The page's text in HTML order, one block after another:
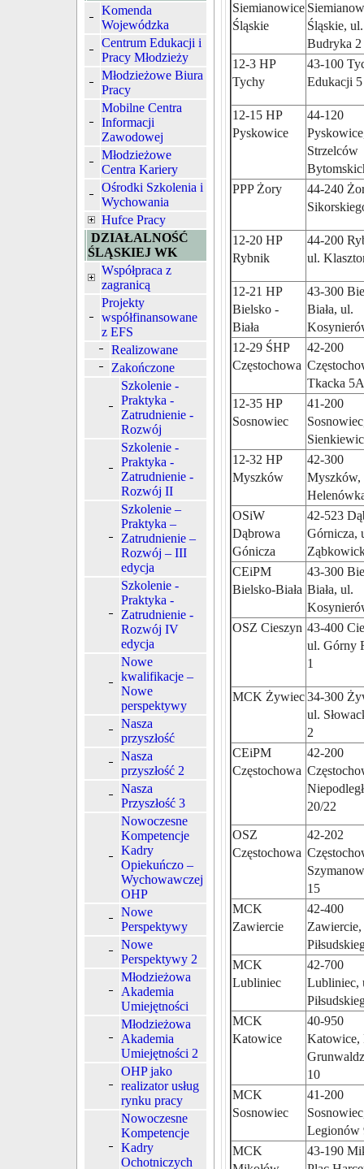
Komenda
Wojewódzka
Centrum Edukacji i
Pracy Młodzieży
Młodzieżowe Biura
Pracy
Mobilne Centra
Informacji
Zawodowej
Młodzieżowe
Centra Kariery
Ośrodki Szkolenia i
Wychowania
Hufce Pracy
DZIAŁALNOŚĆ
ŚLĄSKIEJ WK
Współpraca z
zagranicą
Projekty
współfinansowane
z EFS
Realizowane
Zakończone
Szkolenie -
Praktyka -
Zatrudnienie -
Rozwój
Szkolenie -
Praktyka -
Zatrudnienie -
Rozwój II
Szkolenie –
Praktyka –
Zatrudnienie –
Rozwój – III
edycja
Szkolenie -
Praktyka -
Zatrudnienie -
Rozwój IV
edycja
Nowe
kwalifikacje –
Nowe
perspektywy
Nasza
przyszłość
Nasza
przyszłość 2
Nasza
Przyszłość 3
Nowoczesne
Kompetencje
Kadry
Opiekuńczo –
Wychowawczej
OHP
Nowe
Perspektywy
Nowe
Perspektywy 2
Młodzieżowa
Akademia
Umiejętności
Młodzieżowa
Akademia
Umiejętności 2
OHP jako
realizator usług
rynku pracy
Nowoczesne
Kompetencje
Kadry
Ochotniczych
Siemianowice
Śląskie
Śląskie, ul.
Budryka 2
12-3 HP
Tychy
43-100
Edukacji 5
12-15 HP
Pyskowice
44-120
Strzelców
PPP Żory
44-240
12-20 HP
Rybnik
44-200
ul.
12-21 HP
Bielsko -
Biała
43-300
Biała, ul.
12-29 ŚHP
Częstochowa
42-200
Tkacka 5A
12-35 HP
Sosnowiec
41-200
12-32 HP
Myszków
42-300
Myszków,
OSiW
Dąbrowa
Gónicza
42-523
Górnicza,
CEiPM
Bielsko-Biała
43-300
Biała, ul.
OSZ Cieszyn 43-400
ul. Górny
1
MCK Żywiec 34-300
ul.
2
CEiPM
Częstochowa
42-200
20/22
OSZ
Częstochowa
42-202
15
MCK
Zawiercie
42-400
MCK
Lubliniec
42-700
Lubliniec,
MCK
Katowice
40-950
Katowice,
10
MCK
Sosnowiec
41-200
Legionów
MCK
43-190